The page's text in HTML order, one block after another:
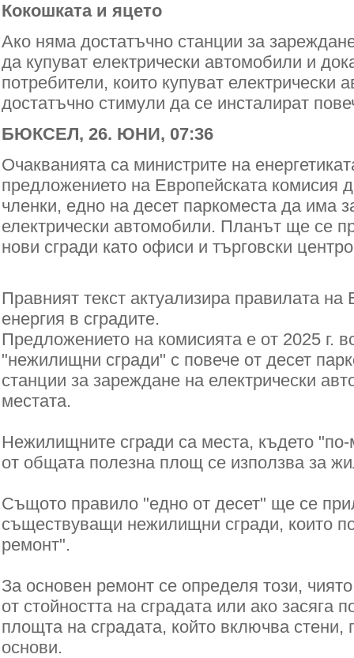
Кокошката и яцето
Ако няма достатъчно станции за
да купуват електрически автомобили и
потребители, които купуват електрически
достатъчно стимули да се инсталират
БЮКСЕЛ, 26. ЮНИ, 07:36
Очакванията са министрите на
предложението на Европейската комисия
членки, едно на десет паркоместа да има
електрически автомобили. Планът ще се
нови сгради като офиси и търговски
Правният текст актуализира правилата на
енергия в сградите.
Предложението на комисията е от 2025 г.
"нежилищни сгради" с повече от десет
станции за зареждане на електрически
местата.
Нежилищните сгради са места, където
от общата полезна площ се използва за
Същото правило "едно от десет" ще се
съществуващи нежилищни сгради, които
ремонт".
За основен ремонт се определя този,
от стойността на сградата или ако засяга
площта на сградата, който включва стени,
основи.